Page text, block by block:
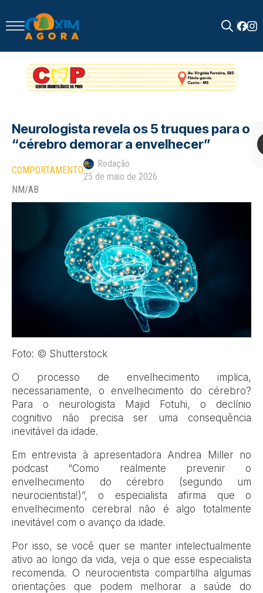
for:
Neurologista revela os 5 truques para o
“cérebro demorar a envelhecer”
COMPORTAMENTO
Redação
25 de maio de 2026
NM/AB
Foto: © Shutterstock
O processo de envelhecimento implica,
necessariamente, o envelhecimento do cérebro?
Para o neurologista Majid Fotuhi, o declínio
cognitivo não precisa ser uma consequência
inevitável da idade.
Em entrevista à apresentadora Andrea Miller no
podcast “Como realmente prevenir o
envelhecimento do cérebro (segundo um
neurocientista!)”, o especialista afirma que o
envelhecimento cerebral não é algo totalmente
inevitável com o avanço da idade.
Por isso, se você quer se manter intelectualmente
ativo ao longo da vida, veja o que esse especialista
recomenda. O neurocientista compartilha algumas
orientações que podem melhorar a saúde do